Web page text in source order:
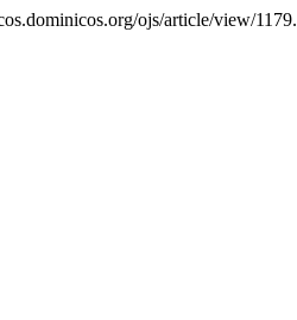
ojs/article/view/1179.